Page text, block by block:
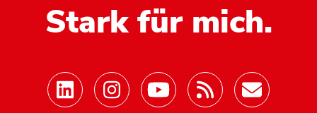
Stark für mich.